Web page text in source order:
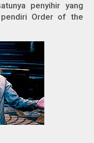
penyihir yang
Order of the